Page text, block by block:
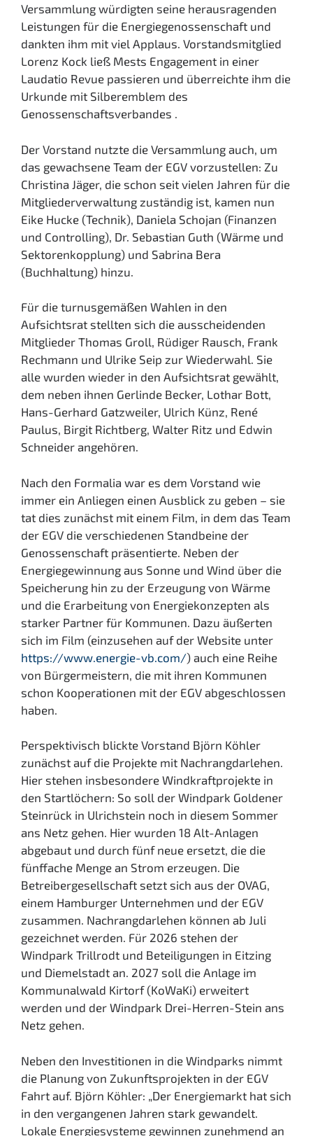
Versammlung würdigten seine herausragenden
Leistungen für die Energiegenossenschaft und
dankten ihm mit viel Applaus. Vorstandsmitglied
Lorenz Kock ließ Mests Engagement in einer
Laudatio Revue passieren und überreichte ihm die
Urkunde mit Silberemblem des
Genossenschaftsverbandes .
Der Vorstand nutzte die Versammlung auch, um
das gewachsene Team der EGV vorzustellen: Zu
Christina Jäger, die schon seit vielen Jahren für die
Mitgliederverwaltung zuständig ist, kamen nun
Eike Hucke (Technik), Daniela Schojan (Finanzen
und Controlling), Dr. Sebastian Guth (Wärme und
Sektorenkopplung) und Sabrina Bera
(Buchhaltung) hinzu.
Für die turnusgemäßen Wahlen in den
Aufsichtsrat stellten sich die ausscheidenden
Mitglieder Thomas Groll, Rüdiger Rausch, Frank
Rechmann und Ulrike Seip zur Wiederwahl. Sie
alle wurden wieder in den Aufsichtsrat gewählt,
dem neben ihnen Gerlinde Becker, Lothar Bott,
Hans-Gerhard Gatzweiler, Ulrich Künz, René
Paulus, Birgit Richtberg, Walter Ritz und Edwin
Schneider angehören.
Nach den Formalia war es dem Vorstand wie
immer ein Anliegen einen Ausblick zu geben – sie
tat dies zunächst mit einem Film, in dem das Team
der EGV die verschiedenen Standbeine der
Genossenschaft präsentierte. Neben der
Energiegewinnung aus Sonne und Wind über die
Speicherung hin zu der Erzeugung von Wärme
und die Erarbeitung von Energiekonzepten als
starker Partner für Kommunen. Dazu äußerten
sich im Film (einzusehen auf der Website unter
https://www.energie-vb.com/) auch eine Reihe
von Bürgermeistern, die mit ihren Kommunen
schon Kooperationen mit der EGV abgeschlossen
haben.
Perspektivisch blickte Vorstand Björn Köhler
zunächst auf die Projekte mit Nachrangdarlehen.
Hier stehen insbesondere Windkraftprojekte in
den Startlöchern: So soll der Windpark Goldener
Steinrück in Ulrichstein noch in diesem Sommer
ans Netz gehen. Hier wurden 18 Alt-Anlagen
abgebaut und durch fünf neue ersetzt, die die
fünffache Menge an Strom erzeugen. Die
Betreibergesellschaft setzt sich aus der OVAG,
einem Hamburger Unternehmen und der EGV
zusammen. Nachrangdarlehen können ab Juli
gezeichnet werden. Für 2026 stehen der
Windpark Trillrodt und Beteiligungen in Eitzing
und Diemelstadt an. 2027 soll die Anlage im
Kommunalwald Kirtorf (KoWaKi) erweitert
werden und der Windpark Drei-Herren-Stein ans
Netz gehen.
Neben den Investitionen in die Windparks nimmt
die Planung von Zukunftsprojekten in der EGV
Fahrt auf. Björn Köhler: „Der Energiemarkt hat sich
in den vergangenen Jahren stark gewandelt.
Lokale Energiesysteme gewinnen zunehmend an